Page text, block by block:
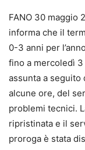
FANO 30 maggio
informa che il
0-3 anni per
fino a mercoledì
assunta a seguito
alcune ore, del
problemi tecnici.
ripristinata e il
proroga è stata